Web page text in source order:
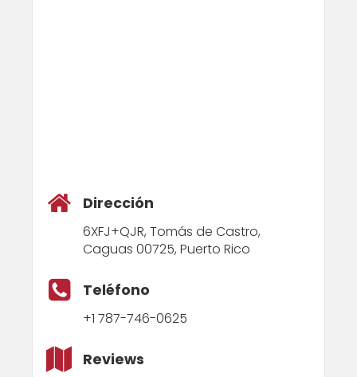
Dirección
6XFJ+QJR, Tomás de Castro,
Caguas 00725, Puerto Rico
Teléfono
+1 787-746-0625
Reviews